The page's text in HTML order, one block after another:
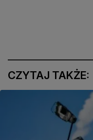
CZYTAJ TAKŻE: